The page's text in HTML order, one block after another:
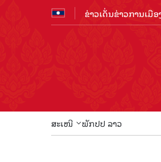
ຂ່າວເດັ່ນຂ່າວການເມືອ
ສະເໜີ ພັກປປ ລາວ